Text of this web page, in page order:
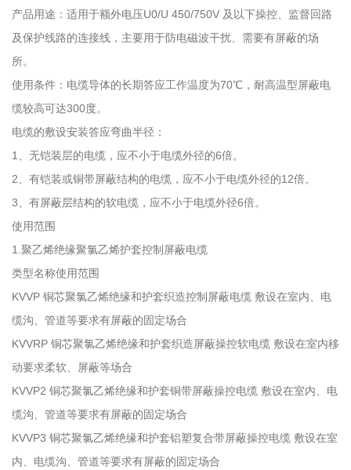
产品用途：适用于额外电压U0/U 450/750V 及以下操控、监督回路
及保护线路的连接线，主要用于防电磁波干扰、需要有屏蔽的场
所。
使用条件：电缆导体的长期答应工作温度为70℃，耐高温型屏蔽电
缆较高可达300度。
电缆的敷设安装答应弯曲半径：
1、无铠装层的电缆，应不小于电缆外径的6倍。
2、有铠装或铜带屏蔽结构的电缆，应不小于电缆外径的12倍。
3、有屏蔽层结构的软电缆，应不小于电缆外径6倍。
使用范围
1.聚乙烯绝缘聚氯乙烯护套控制屏蔽电缆
类型名称使用范围
KVVP 铜芯聚氯乙烯绝缘和护套织造控制屏蔽电缆 敷设在室内、电
缆沟、管道等要求有屏蔽的固定场合
KVVRP 铜芯聚氯乙烯绝缘和护套织造屏蔽操控软电缆 敷设在室内移
动要求柔软、屏蔽等场合
KVVP2 铜芯聚氯乙烯绝缘和护套铜带屏蔽操控电缆 敷设在室内、电
缆沟、管道等要求有屏蔽的固定场合
KVVP3 铜芯聚氯乙烯绝缘和护套铝塑复合带屏蔽操控电缆 敷设在室
内、电缆沟、管道等要求有屏蔽的固定场合